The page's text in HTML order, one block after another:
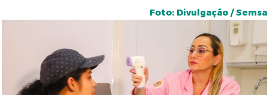
Foto: Divulgação / Semsa